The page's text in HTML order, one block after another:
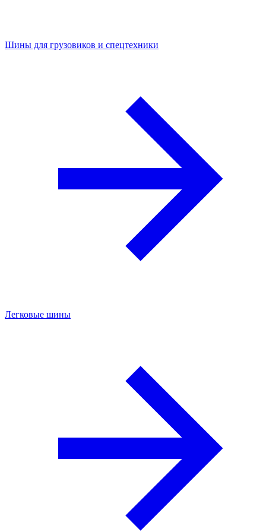
Шины для грузовиков и спецтехники
Легковые шины